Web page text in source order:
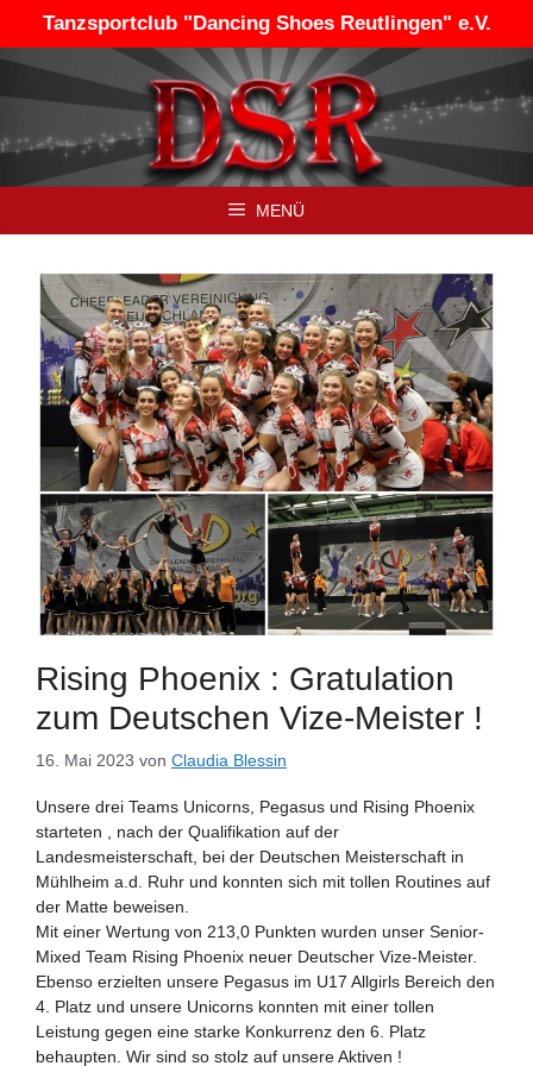
springen
Tanzsportclub "Dancing Shoes Reutlingen" e.V.
MENÜ
Rising Phoenix : Gratulation
zum Deutschen Vize-Meister !
16. Mai 2023 von Claudia Blessin
Unsere drei Teams Unicorns, Pegasus und Rising Phoenix
starteten , nach der Qualifikation auf der
Landesmeisterschaft, bei der Deutschen Meisterschaft in
Mühlheim a.d. Ruhr und konnten sich mit tollen Routines auf
der Matte beweisen.
Mit einer Wertung von 213,0 Punkten wurden unser Senior-
Mixed Team Rising Phoenix neuer Deutscher Vize-Meister.
Ebenso erzielten unsere Pegasus im U17 Allgirls Bereich den
4. Platz und unsere Unicorns konnten mit einer tollen
Leistung gegen eine starke Konkurrenz den 6. Platz
behaupten. Wir sind so stolz auf unsere Aktiven !